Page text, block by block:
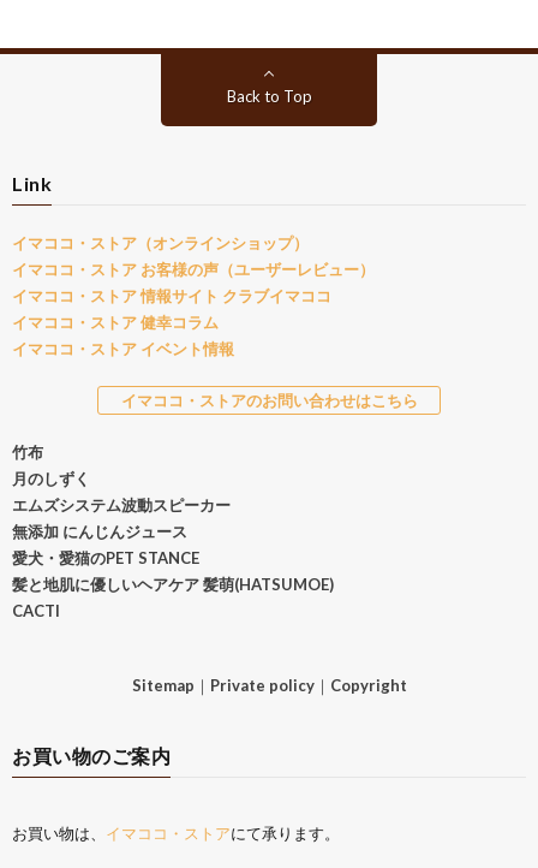
Back to Top
Link
イマココ・ストア（オンラインショップ）
イマココ・ストア お客様の声（ユーザーレビュー）
イマココ・ストア 情報サイト クラブイマココ
イマココ・ストア 健幸コラム
イマココ・ストア イベント情報
イマココ・ストアのお問い合わせはこちら
竹布
月のしずく
エムズシステム波動スピーカー
無添加 にんじんジュース
愛犬・愛猫のPET STANCE
髪と地肌に優しいヘアケア 髪萌(HATSUMOE)
CACTI
Sitemap ｜ Private policy｜ Copyright
お買い物のご案内
お買い物は、 イマココ・ストアにて承ります。